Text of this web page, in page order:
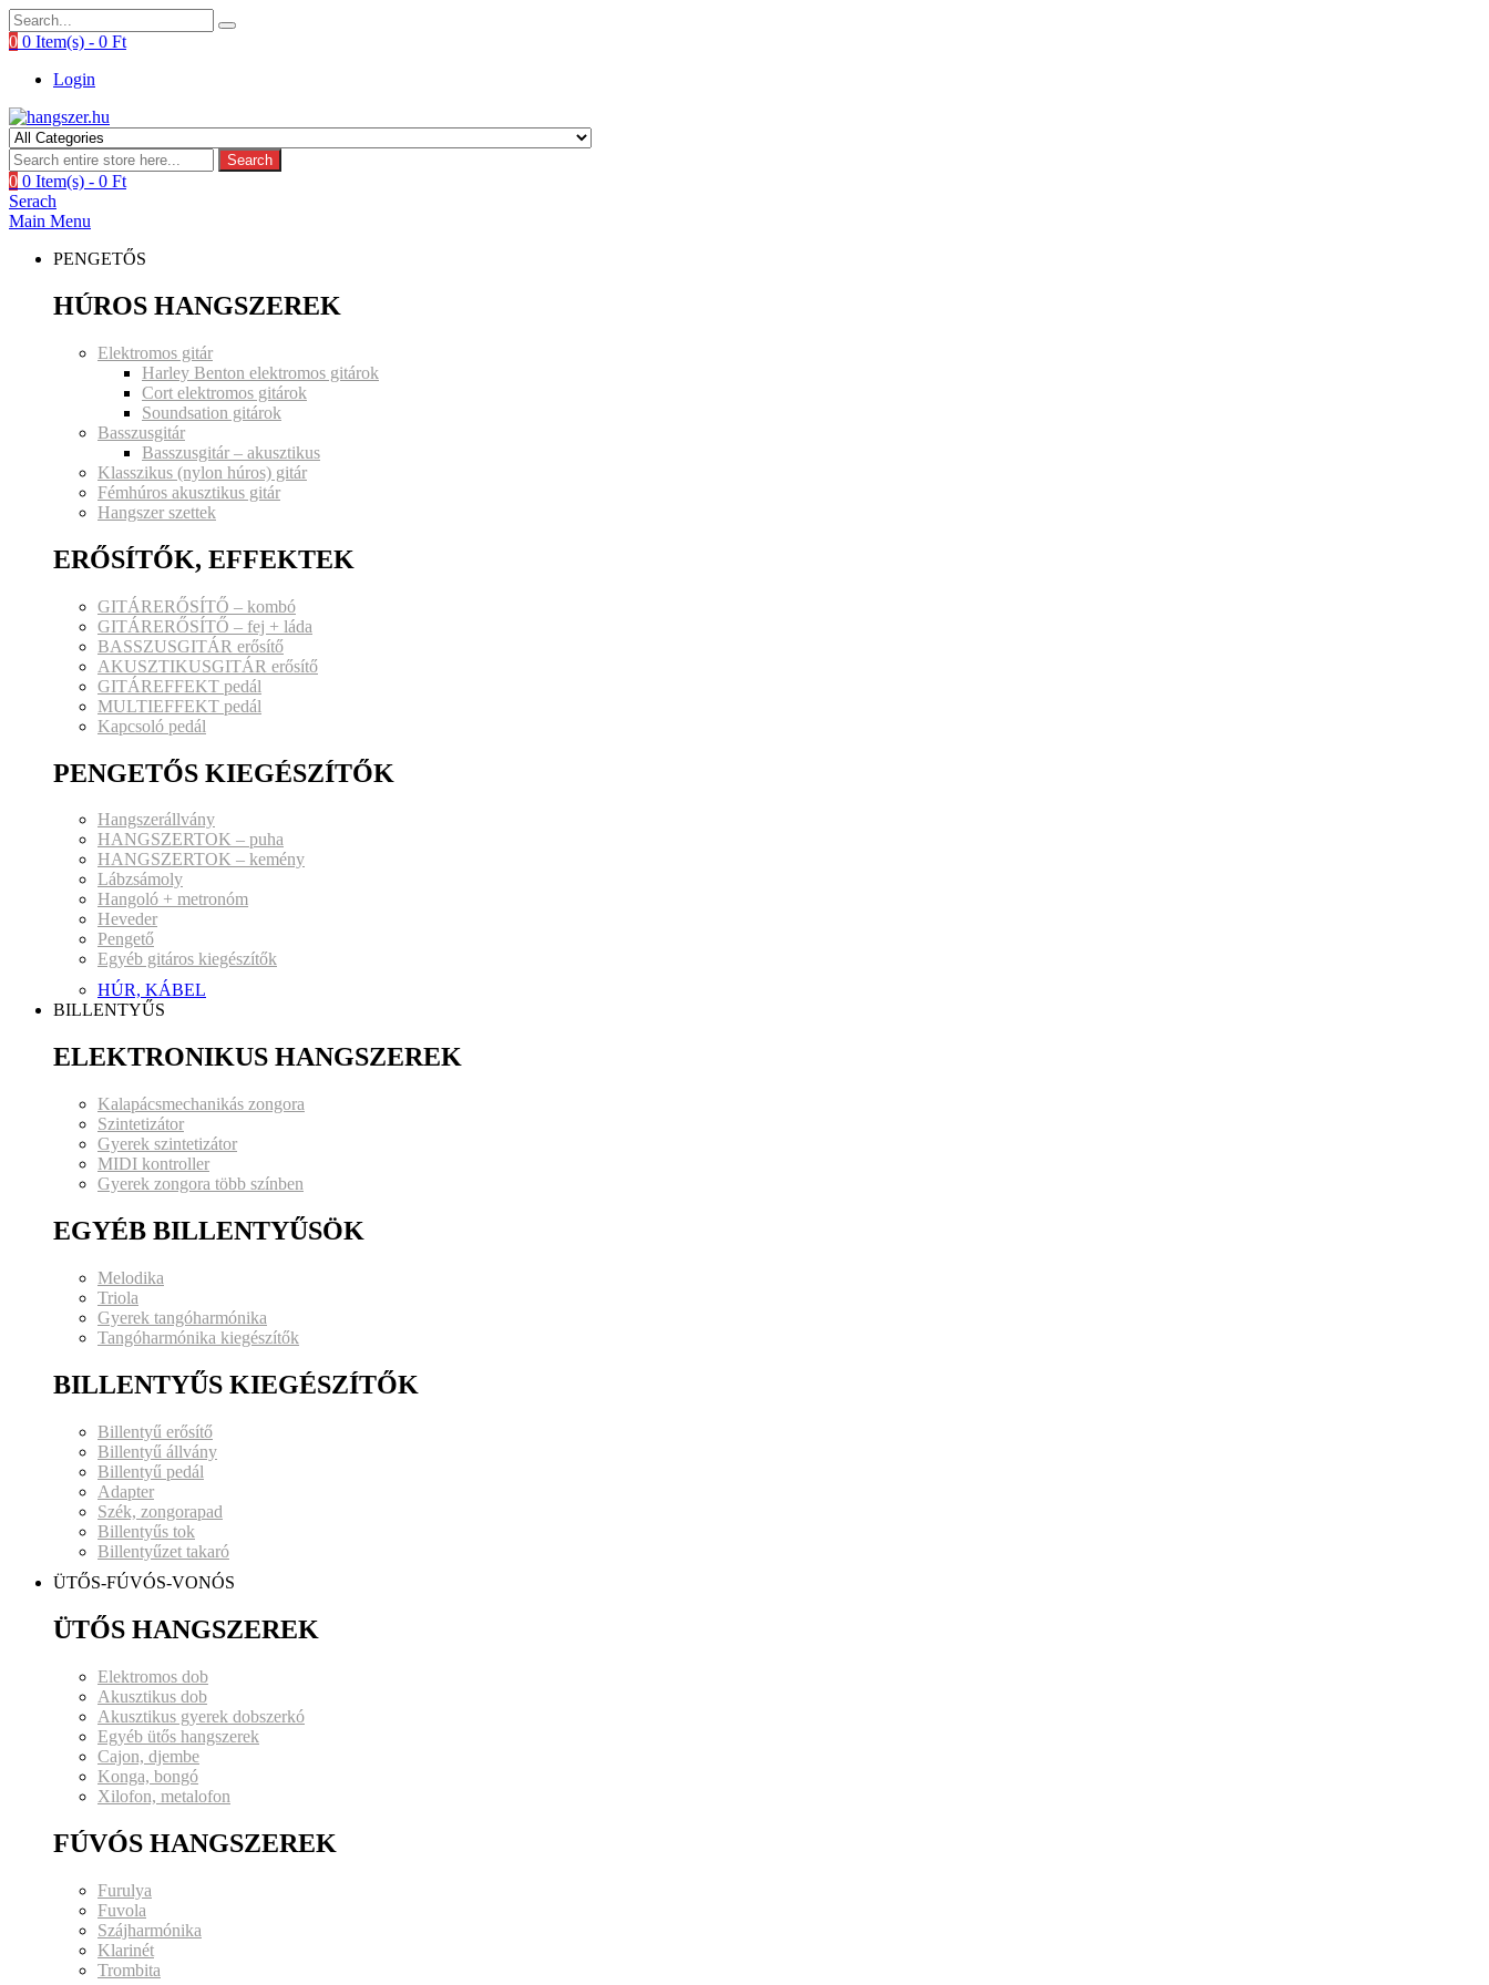
0 0 Item(s) - 0 Ft
Login
Search
0 0 Item(s) - 0 Ft
Serach
Main Menu
PENGETŐS
HÚROS HANGSZEREK
Elektromos gitár
Harley Benton elektromos gitárok
Cort elektromos gitárok
Soundsation gitárok
Basszusgitár
Basszusgitár – akusztikus
Klasszikus (nylon húros) gitár
Fémhúros akusztikus gitár
Hangszer szettek
ERŐSÍTŐK, EFFEKTEK
GITÁRERŐSÍTŐ – kombó
GITÁRERŐSÍTŐ – fej + láda
BASSZUSGITÁR erősítő
AKUSZTIKUSGITÁR erősítő
GITÁREFFEKT pedál
MULTIEFFEKT pedál
Kapcsoló pedál
PENGETŐS KIEGÉSZÍTŐK
Hangszerállvány
HANGSZERTOK – puha
HANGSZERTOK – kemény
Lábzsámoly
Hangoló + metronóm
Heveder
Pengető
Egyéb gitáros kiegészítők
HÚR, KÁBEL
BILLENTYŰS
ELEKTRONIKUS HANGSZEREK
Kalapácsmechanikás zongora
Szintetizátor
Gyerek szintetizátor
MIDI kontroller
Gyerek zongora több színben
EGYÉB BILLENTYŰSÖK
Melodika
Triola
Gyerek tangóharmónika
Tangóharmónika kiegészítők
BILLENTYŰS KIEGÉSZÍTŐK
Billentyű erősítő
Billentyű állvány
Billentyű pedál
Adapter
Szék, zongorapad
Billentyűs tok
Billentyűzet takaró
ÜTŐS-FÚVÓS-VONÓS
ÜTŐS HANGSZEREK
Elektromos dob
Akusztikus dob
Akusztikus gyerek dobszerkó
Egyéb ütős hangszerek
Cajon, djembe
Konga, bongó
Xilofon, metalofon
FÚVÓS HANGSZEREK
Furulya
Fuvola
Szájharmónika
Klarinét
Trombita